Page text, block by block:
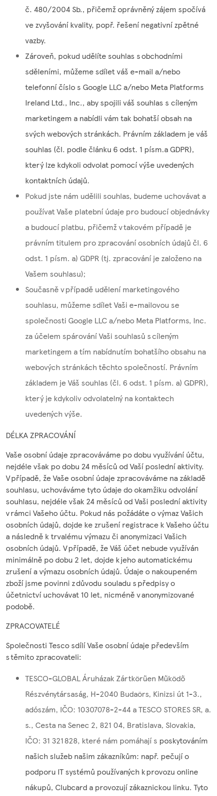
č. 480/2004 Sb., přičemž oprávněný zájem spočívá
ve zvyšování kvality, popř. řešení negativní zpětné
vazby.
Zároveň, pokud udělíte souhlas s obchodními
sděleními, můžeme sdílet váš e-mail a/nebo
telefonní číslo s Google LLC a/nebo Meta Platforms
Ireland Ltd., Inc., aby spojili váš souhlas s cíleným
marketingem a nabídli vám tak bohatší obsah na
svých webových stránkách. Právním základem je váš
souhlas (čl. podle článku 6 odst. 1 písm.a GDPR),
který lze kdykoli odvolat pomocí výše uvedených
kontaktních údajů.
Pokud jste nám udělili souhlas, budeme uchovávat a
používat Vaše platební údaje pro budoucí objednávky
a budoucí platbu, přičemž v takovém případě je
právním titulem pro zpracování osobních údajů čl. 6
odst. 1 písm. a) GDPR (tj. zpracování je založeno na
Vašem souhlasu);
Současně v případě udělení marketingového
souhlasu, můžeme sdílet Vaši e-mailovou se
společnosti Google LLC a/nebo Meta Platforms, Inc.
za účelem spárování Vaši souhlasů s cíleným
marketingem a tím nabídnutím bohatšího obsahu na
webových stránkách těchto společností. Právním
základem je Váš souhlas (čl. 6 odst. 1 písm. a) GDPR),
který je kdykoliv odvolatelný na kontaktech
uvedených výše.
DÉLKA ZPRACOVÁNÍ
Vaše osobní údaje zpracováváme po dobu využívání účtu,
nejdéle však po dobu 24 měsíců od Vaší poslední aktivity.
V případě, že Vaše osobní údaje zpracováváme na základě
souhlasu, uchováváme tyto údaje do okamžiku odvolání
souhlasu, nejdéle však 24 měsíců od Vaši poslední aktivity
v rámci Vašeho účtu. Pokud nás požádáte o výmaz Vašich
osobních údajů, dojde ke zrušení registrace k Vašeho účtu
a následně k trvalému výmazu či anonymizaci Vašich
osobních údajů. V případě, že Váš účet nebude využíván
minimálně po dobu 2 let, dojde k jeho automatickému
zrušení a výmazu osobních údajů. Údaje o nakoupeném
zboží jsme povinni z důvodu souladu s předpisy o
účetnictví uchovávat 10 let, nicméně v anonymizované
podobě.
ZPRACOVATELÉ
Společnosti Tesco sdílí Vaše osobní údaje především
s těmito zpracovateli:
TESCO-GLOBAL Áruházak Zártkörűen Működő
Részvénytársaság, H-2040 Budaörs, Kinizsi út 1-3.,
adószám, IČO: 10307078-2-44 a TESCO STORES SR, a.
s., Cesta na Senec 2, 821 04, Bratislava, Slovakia,
IČO: 31 321 828, které nám pomáhají s poskytováním
našich služeb našim zákazníkům: např. pečují o
podporu IT systémů používaných k provozu online
nákupů, Clubcard a provozují zákaznickou linku. Tyto